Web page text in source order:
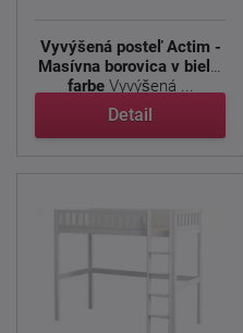
Vyvýšená posteľ Actim -
Masívna borovica v bielej
farbe Vyvýšená ...
Detail